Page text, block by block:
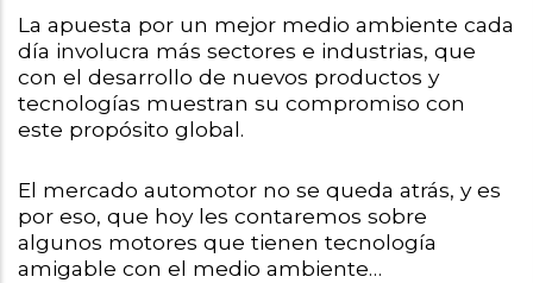
La apuesta por un mejor medio ambiente cada
día involucra más sectores e industrias, que
con el desarrollo de nuevos productos y
tecnologías muestran su compromiso con
este propósito global.
El mercado automotor no se queda atrás, y es
por eso, que hoy les contaremos sobre
algunos motores que tienen tecnología
amigable con el medio ambiente…